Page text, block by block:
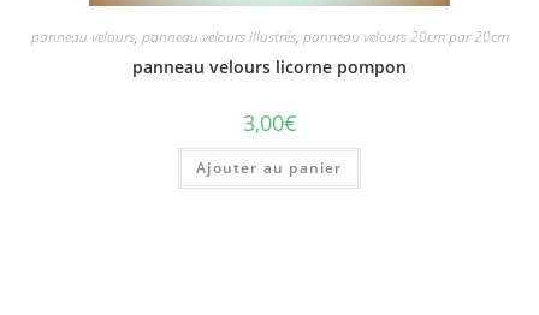
panneau velours, panneau velours illustrés, panneau velours 20cm par 20cm
panneau velours licorne pompon
3,00€
Ajouter au panier